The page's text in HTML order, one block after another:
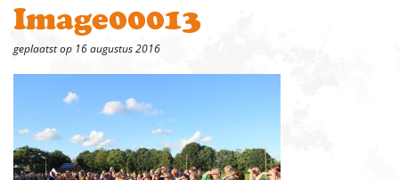
Image00013
geplaatst op 16 augustus 2016